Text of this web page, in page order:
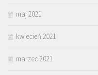
maj 2021
kwiecień 2021
marzec 2021